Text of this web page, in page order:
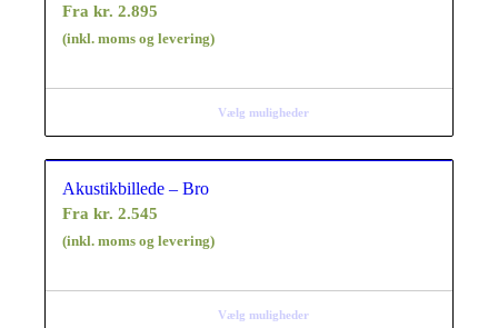
Frakr. 2.895
(inkl. moms og levering)
Vælg muligheder
Akustikbillede – Bro
Frakr. 2.545
(inkl. moms og levering)
Vælg muligheder